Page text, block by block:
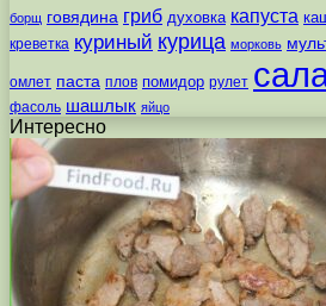
борщ говядина гриб духовка капуста
креветка куриный курица морковь
омлет паста плов помидор рулет
фасоль шашлык яйцо
Интересно